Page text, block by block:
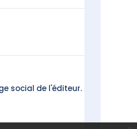
social de l'éditeur.